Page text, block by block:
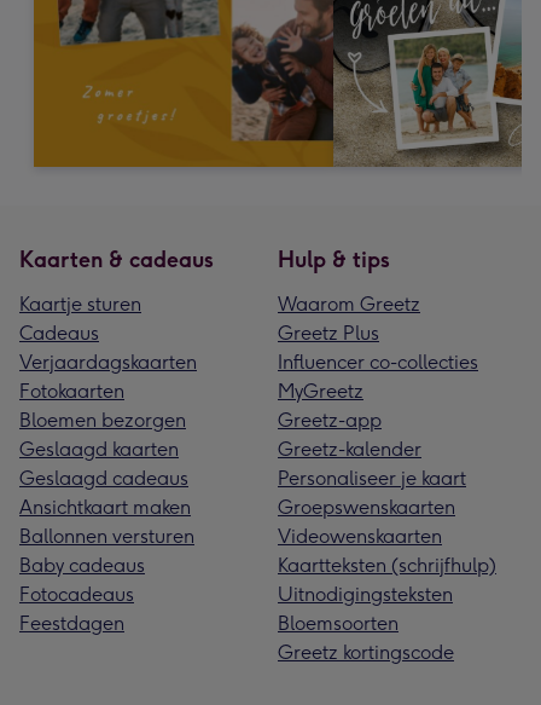
Kaarten & cadeaus
Kaartje sturen
Cadeaus
Verjaardagskaarten
Fotokaarten
Bloemen bezorgen
Geslaagd kaarten
Geslaagd cadeaus
Ansichtkaart maken
Ballonnen versturen
Baby cadeaus
Fotocadeaus
Feestdagen
Hulp & tips
Waarom Greetz
Greetz Plus
Influencer co-collecties
MyGreetz
Greetz-app
Greetz-kalender
Personaliseer je kaart
Groepswenskaarten
Videowenskaarten
Kaartteksten (schrijfhulp)
Uitnodigingsteksten
Bloemsoorten
Greetz kortingscode